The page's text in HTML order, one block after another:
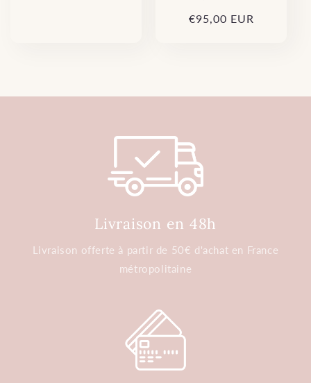
Prix
€95,00 EUR
Livraison en 48h
Livraison offerte à partir de 50€ d'achat en France
métropolitaine